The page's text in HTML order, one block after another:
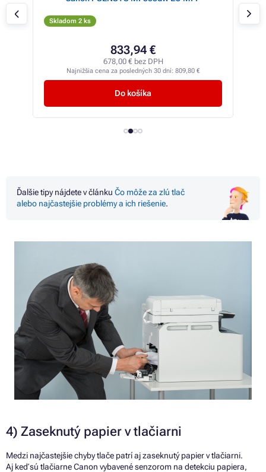
Skladom 20 ks
440,20 €
357,89 € bez DPH
Najnižšia cena za posledných 30 dní: 400,06 €
Do košíka
Ďalšie tipy nájdetevčlánku Čo môžeza zlú tlač
alebo najčastejšie problémya ich riešenie.
4) Zaseknutý papier vtlačiarni
Medzi najčastejšie chyby tlače patríajzaseknutý papiervtlačiarni.
Aj keď sú tlačiarne Canon vybavené senzorom na detekciu papiera,